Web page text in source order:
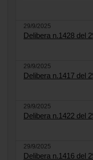
29/9/2025
Delibera n.1428 del
29/9/2025
Delibera n.1417 del
29/9/2025
Delibera n.1422 del
29/9/2025
Delibera n.1416 del